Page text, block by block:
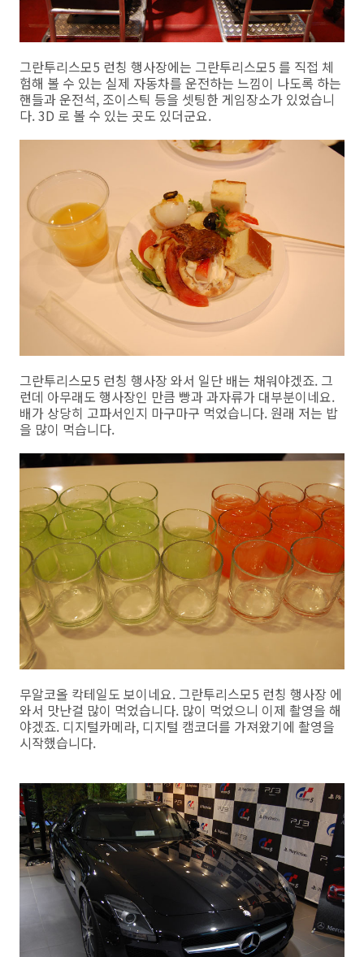
그란투리스모5 런칭 행사장에는 그란투리스모5 를 직접 체
험해 볼 수 있는 실제 자동차를 운전하는 느낌이 나도록 하는
핸들과 운전석, 조이스틱 등을 셋팅한 게임장소가 있었습니
다. 3D 로 볼 수 있는 곳도 있더군요.
그란투리스모5 런칭 행사장 와서 일단 배는 채워야겠죠. 그
런데 아무래도 행사장인 만큼 빵과 과자류가 대부분이네요.
배가 상당히 고파서인지 마구마구 먹었습니다. 원래 저는 밥
을 많이 먹습니다.
무알코올 칵테일도 보이네요. 그란투리스모5 런칭 행사장 에
와서 맛난걸 많이 먹었습니다. 많이 먹었으니 이제 촬영을 해
야겠죠. 디지털카메라, 디지털 캠코더를 가져왔기에 촬영을
시작했습니다.